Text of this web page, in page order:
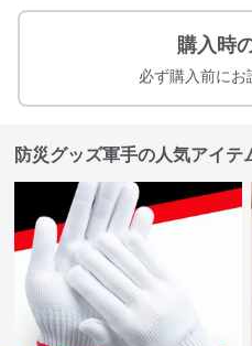
購入時
必ず購入前にお
防災グッズ軍手の人気アイテ